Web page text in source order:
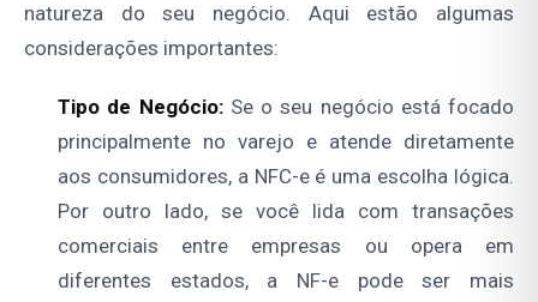
natureza do seu negócio. Aqui estão algumas
considerações importantes:
Tipo de Negócio:Se o seu negócio está focado
principalmente no varejo e atende diretamente
aos consumidores, a NFC-e é uma escolha lógica.
Por outro lado, se você lida com transações
comerciais entre empresas ou opera em
diferentes estados, a NF-e pode ser mais